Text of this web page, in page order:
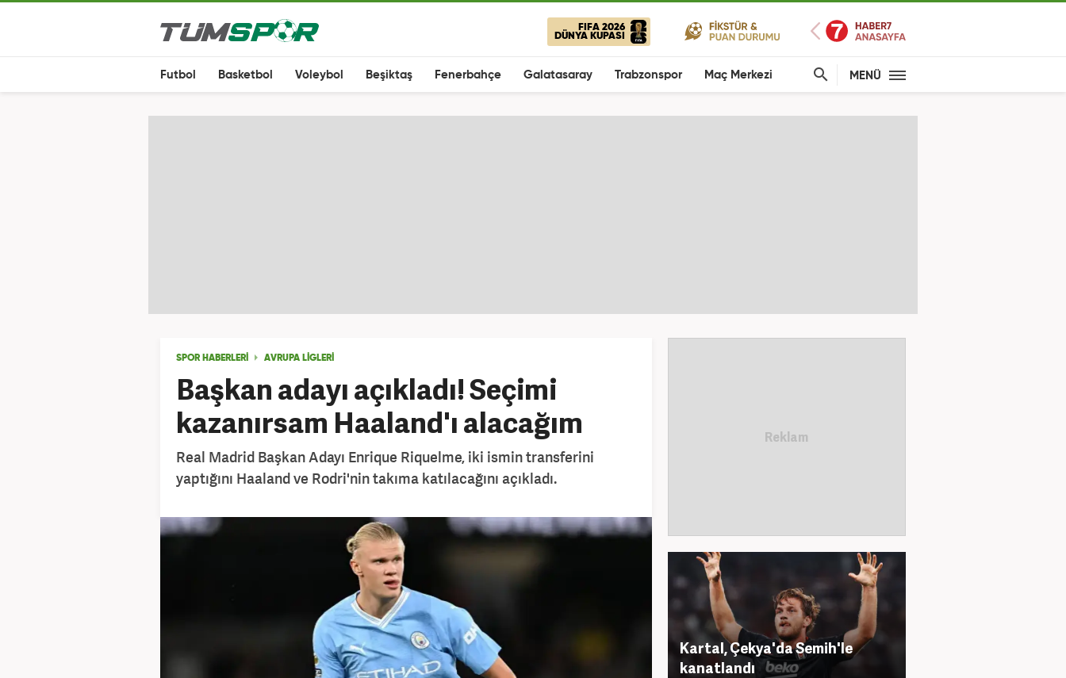
FIFA 2026
DÜNYA KUPASI
Futbol Basketbol Voleybol Beşiktaş Fenerbahçe Galatasaray Trabzonspor Maç Merkezi MENÜ
SPOR HABERLERİ AVRUPA LİGLERİ
Başkan adayı açıkladı! Seçimi
kazanırsam Haaland'ı alacağım
Real Madrid Başkan Adayı Enrique Riquelme, iki ismin transferini
yaptığını Haaland ve Rodri'nin takıma katılacağını açıkladı.
Kartal, Çekya'da Semih'le
kanatlandı